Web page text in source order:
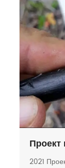
2021